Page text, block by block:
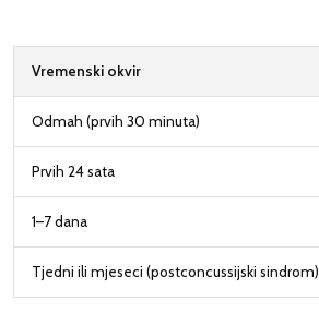
Vremenski okvir
Odmah (prvih 30 minuta)
Prvih 24 sata
1–7 dana
Tjedni ili mjeseci (postconcussijski sindrom)